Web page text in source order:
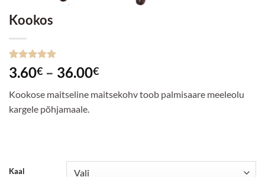
Kookos
Hinnatud
5/5
5
kliendi
põhjal
3.60€ – 36.00€Hinnavahemik:
kuni
Kookose maitseline maitsekohv toob palmisaare meeleolu
kargele põhjamaale.
Kaal